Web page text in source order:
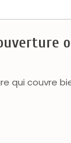
qui couvre